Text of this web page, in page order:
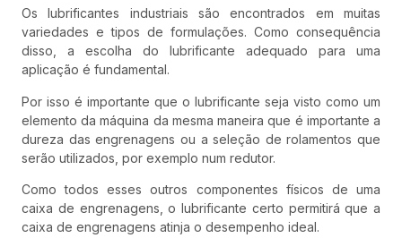
Os lubrificantes industriais são encontrados em muitas
variedades e tipos de formulações. Como consequência
disso, a escolha do lubrificante adequado para uma
aplicação é fundamental.
Por isso é importante que o lubrificante seja visto como um
elemento da máquina da mesma maneira que é importante a
dureza das engrenagens ou a seleção de rolamentos que
serão utilizados, por exemplo num redutor.
Como todos esses outros componentes físicos de uma
caixa de engrenagens, o lubrificante certo permitirá que a
caixa de engrenagens atinja o desempenho ideal.